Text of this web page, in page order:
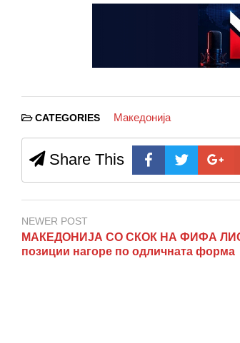
CATEGORIES Македонија
Share This
NEWER POST
МАКЕДОНИЈА СО СКОК НА ФИФА
позиции нагоре по одличната форма